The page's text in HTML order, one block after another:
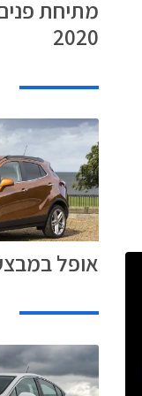
מתיחת
2020
אופל